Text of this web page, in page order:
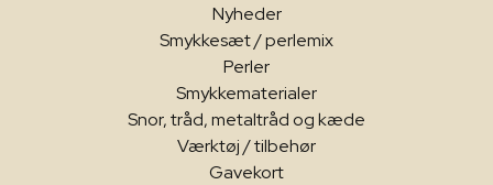
Nyheder
Smykkesæt / perlemix
Perler
Smykkematerialer
Snor, tråd, metaltråd og kæde
Værktøj / tilbehør
Gavekort